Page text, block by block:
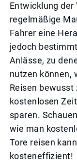
Entwicklung
regelmäßige
Fahrer eine
jedoch
Anlässe, zu
nutzen können,
Reisen bewusst
kostenlosen
sparen.
wie man
Tore reisen
kosteneffizient!